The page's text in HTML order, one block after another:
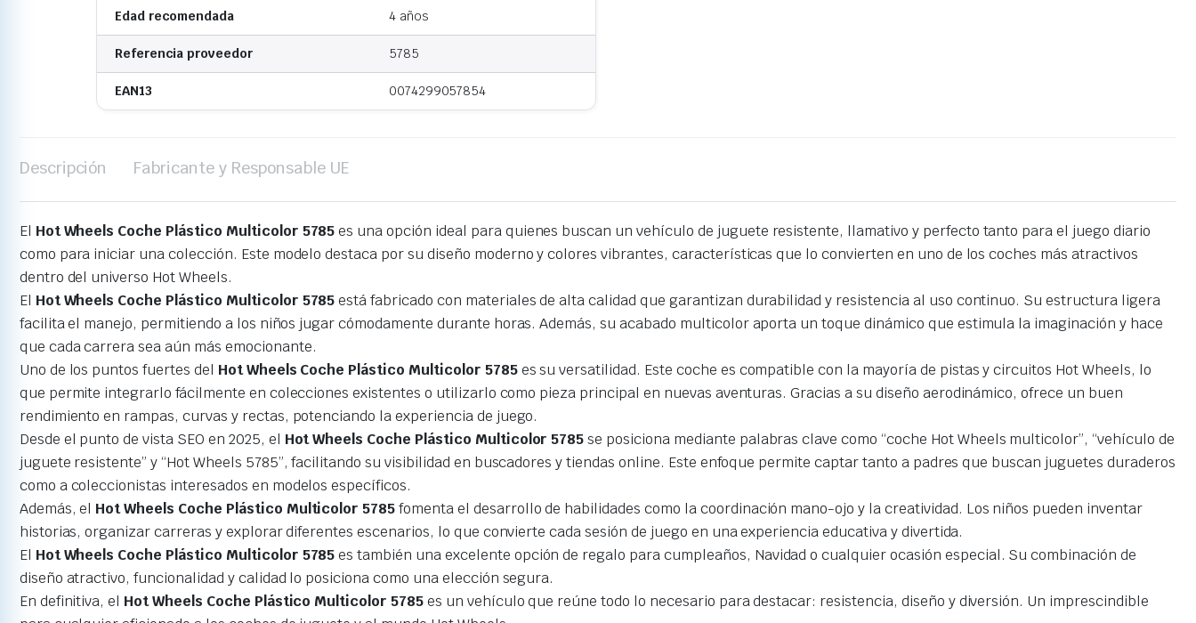
Edad recomendada 4 años
Referencia proveedor 5785
EAN13 0074299057854
Descripción Fabricante y Responsable UE
El Hot Wheels Coche Plástico Multicolor 5785es una opción ideal para quienes buscan un vehículo de juguete resistente, llamativo y perfecto tanto para el juego diario
como para iniciar una colección. Este modelo destaca por su diseño moderno y colores vibrantes, características que lo convierten en uno de los coches más atractivos
dentro del universo Hot Wheels.
El Hot Wheels Coche Plástico Multicolor 5785está fabricado con materiales de alta calidad que garantizan durabilidad y resistencia al uso continuo. Su estructura ligera
facilita el manejo, permitiendo a los niños jugar cómodamente durante horas. Además, su acabado multicolor aporta un toque dinámico que estimula la imaginación y hace
que cada carrera sea aún más emocionante.
Uno de los puntos fuertes del Hot Wheels Coche Plástico Multicolor 5785es su versatilidad. Este coche es compatible con la mayoría de pistas y circuitos Hot Wheels, lo
que permite integrarlo fácilmente en colecciones existentes o utilizarlo como pieza principal en nuevas aventuras. Gracias a su diseño aerodinámico, ofrece un buen
rendimiento en rampas, curvas y rectas, potenciando la experiencia de juego.
Desde el punto de vista SEO en 2025, el Hot Wheels Coche Plástico Multicolor 5785se posiciona mediante palabras clave como “coche Hot Wheels multicolor”, “vehículo de
juguete resistente” y “Hot Wheels 5785”, facilitando su visibilidad en buscadores y tiendas online. Este enfoque permite captar tanto a padres que buscan juguetes duraderos
como a coleccionistas interesados en modelos específicos.
Además, el Hot Wheels Coche Plástico Multicolor 5785fomenta el desarrollo de habilidades como la coordinación mano-ojo y la creatividad. Los niños pueden inventar
historias, organizar carreras y explorar diferentes escenarios, lo que convierte cada sesión de juego en una experiencia educativa y divertida.
El Hot Wheels Coche Plástico Multicolor 5785es también una excelente opción de regalo para cumpleaños, Navidad o cualquier ocasión especial. Su combinación de
diseño atractivo, funcionalidad y calidad lo posiciona como una elección segura.
En definitiva, el Hot Wheels Coche Plástico Multicolor 5785es un vehículo que reúne todo lo necesario para destacar: resistencia, diseño y diversión. Un imprescindible